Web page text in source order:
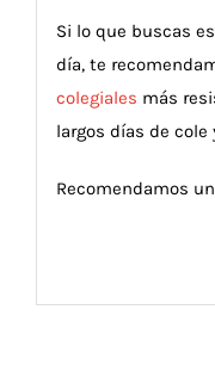
Si lo que buscas
día, te
colegiales más
largos días de cole
Recomendamos